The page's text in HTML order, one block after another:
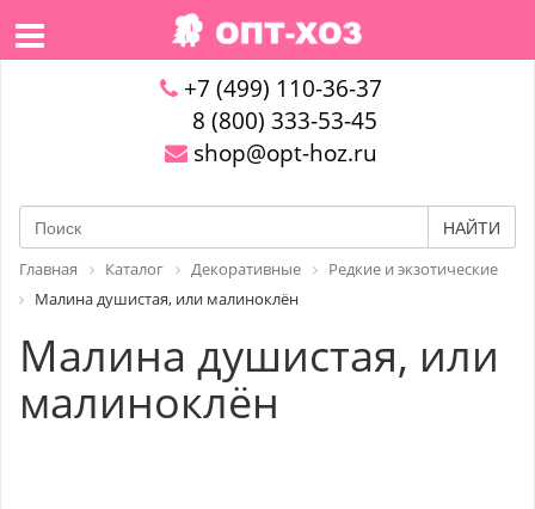
+7 (499) 110-36-37
8 (800) 333-53-45
shop@opt-hoz.ru
НАЙТИ
Главная Каталог Декоративные
Редкие и экзотические
Малина душистая, или малиноклён
Малина душистая, или
малиноклён